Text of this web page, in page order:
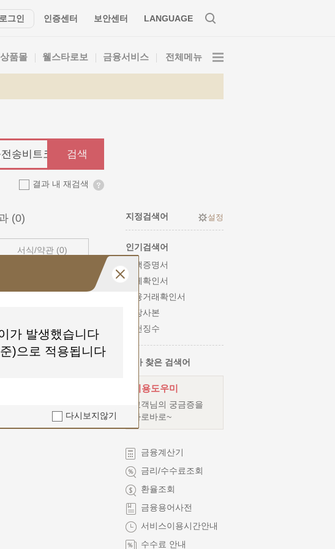
가 발생했습니다
)으로 적용됩니다
다시보지않기
로그인 인증센터 보안센터
LANGUAGE
품몰 웰스타로보 금융서비스 전체메뉴
검색
결과 내 재검색
(0)
서식/약관 (0)
더리움전
지정검색어
인기검색어
잔액증명서
이체확인서
금융거래확인서
통장사본
원천징수
내가 찾은 검색어
이용도우미
고객님의 궁금증을
바로바로~
금융계산기
금리/수수료조회
환율조회
금융용어사전
서비스이용시간안내
수수료 안내